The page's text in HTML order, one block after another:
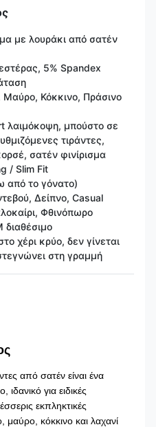
με λουράκι από σατέν
5% Spandex
Μαύρο, Κόκκινο, Πράσινο
λαιμόκοψη, μπούστο σε
τιράντες,
σατέν φινίρισμα
/ Slim Fit
από το γόνατο)
Δείπνο, Casual
Φθινόπωρο
διαθέσιμο
χέρι κρύο, δεν γίνεται
στη γραμμή
από σατέν είναι ένα
για ειδικές
εκπληκτικές
κόκκινο και λαχανί